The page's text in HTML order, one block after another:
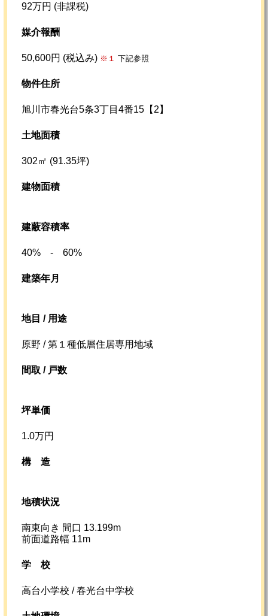
92万円 (非課税)
媒介報酬
50,600円 (税込み) ※１ 下記参照
物件住所
旭川市春光台5条3丁目4番15【2】
土地面積
302㎡ (91.35坪)
建物面積
建蔽容積率
40% - 60%
建築年月
地目 / 用途
原野 / 第１種低層住居専用地域
間取 / 戸数
坪単価
1.0万円
構造
地積状況
南東向き 間口 13.199m
前面道路幅 11m
学校
高台小学校 / 春光台中学校